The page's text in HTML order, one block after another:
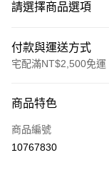
請選擇商品選項
付款與運送方式
宅配滿NT$2,500免運
信用卡一次付款
LINE Pay
商品特色
商品編號
10767830